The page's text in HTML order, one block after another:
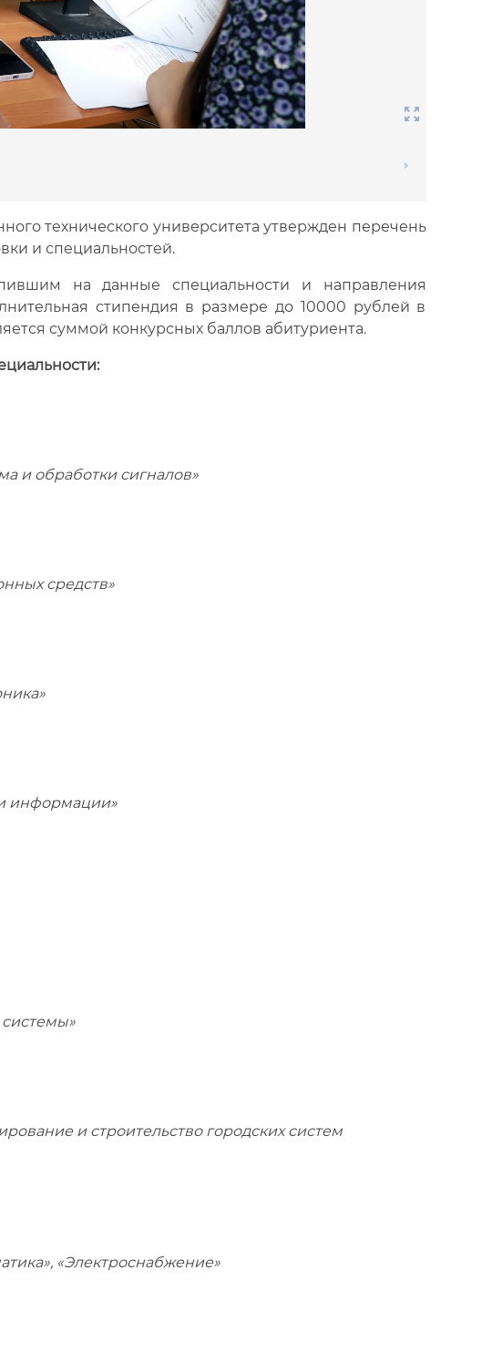
технического университета утвержден перечень
и специальностей.
на данные специальности и направления
стипендия в размере до 10000 рублей в
суммой конкурсных баллов абитуриента.
и обработки сигналов»
средств»
информации»
и строительство городских систем
«Электроснабжение»